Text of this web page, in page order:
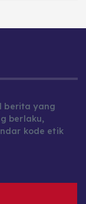
berita yang
berlaku,
kode etik